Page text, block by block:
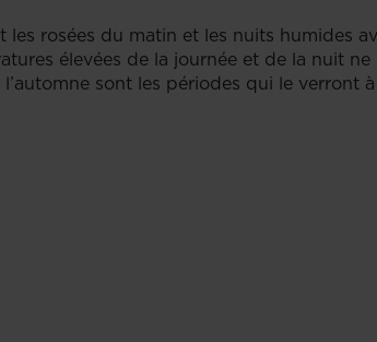
rosées du matin et les nuits humides
élevées de la journée et de la nuit ne
sont les périodes qui le verront à